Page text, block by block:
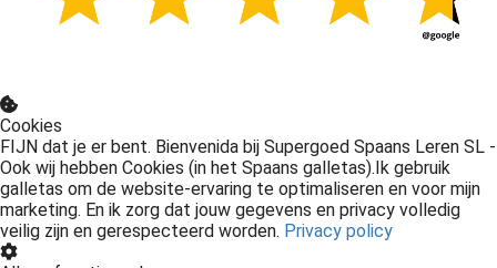
Cookies
FIJN dat je er bent. Bienvenida bij Supergoed Spaans Leren SL -
Ook wij hebben Cookies (in het Spaans galletas).Ik gebruik
galletas om de website-ervaring te optimaliseren en voor mijn
marketing. En ik zorg dat jouw gegevens en privacy volledig
veilig zijn en gerespecteerd worden. Privacy policy